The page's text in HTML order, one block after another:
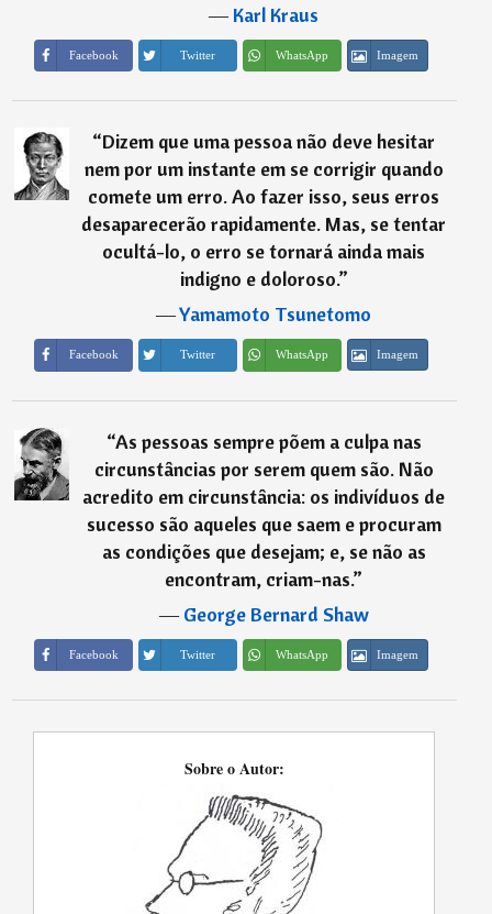
―Karl Kraus
Facebook Twitter WhatsApp Imagem
“Dizem que uma pessoa não deve hesitar
nem por um instante em se corrigir quando
comete um erro. Ao fazer isso, seus erros
desaparecerão rapidamente. Mas, se tentar
ocultá-lo, o erro se tornará ainda mais
indigno e doloroso.”
―Yamamoto Tsunetomo
Facebook Twitter WhatsApp Imagem
“As pessoas sempre põem a culpa nas
circunstâncias por serem quem são. Não
acredito em circunstância: os indivíduos de
sucesso são aqueles que saem e procuram
as condições que desejam; e, se não as
encontram, criam-nas.”
―George Bernard Shaw
Facebook Twitter WhatsApp Imagem
Sobre o Autor: